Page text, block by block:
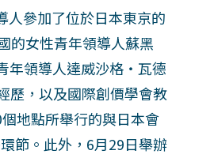
人參加了位於日本東京的
的女性青年領導人蘇黑
年領導人達威沙格‧瓦德
，以及國際創價學會教
地點所舉行的與日本會
節。此外，6月29日舉辦